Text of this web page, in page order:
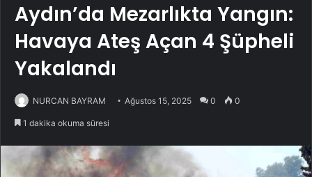
Aydın’da Mezarlıkta Yangın:
Havaya Ateş Açan 4 Şüpheli
Yakalandı
NURCAN BAYRAM Ağustos 15, 2025 0 0
1 dakika okuma süresi